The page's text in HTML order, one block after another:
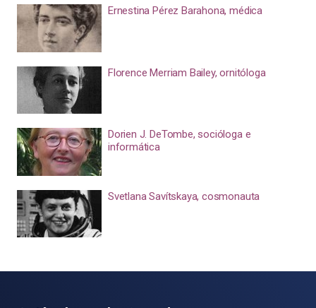
Ernestina Pérez Barahona, médica
Florence Merriam Bailey, ornitóloga
Dorien J. DeTombe, socióloga e
informática
Svetlana Savítskaya, cosmonauta